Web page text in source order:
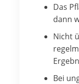
Das
dann
Nicht
Bei